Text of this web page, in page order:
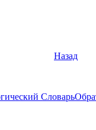
Назад
Словарь